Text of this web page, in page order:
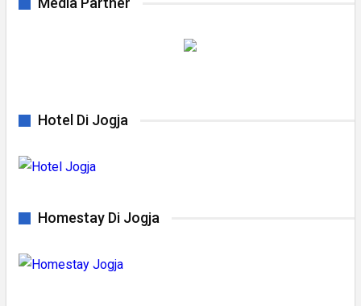
Hotel Di Jogja
Homestay Di Jogja